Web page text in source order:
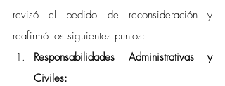
revisó el pedido de reconsideración y
reafirmó los siguientes puntos:
Responsabilidades Administrativas y
Civiles: